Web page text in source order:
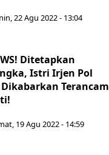
22 Agu 2022 - 13:04
Ditetapkan
Istri Irjen Pol
Terancam
19 Agu 2022 - 14:59